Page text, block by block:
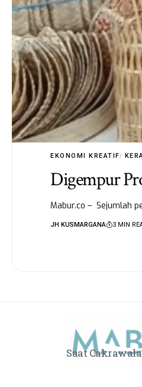
EKONOMI KREATIF
Digempur
Mabur.co – Sejumlah
JH KUSMARGANA 3 MIN
Saat